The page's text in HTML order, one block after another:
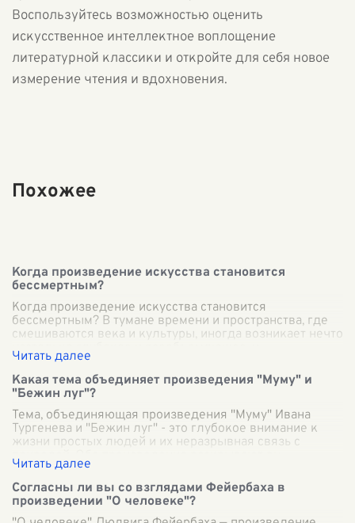
Воспользуйтесь возможностью оценить
искусственное интеллектное воплощение
литературной классики и откройте для себя новое
измерение чтения и вдохновения.
Похожее
Когда произведение искусства становится
бессмертным?
Когда произведение искусства становится
бессмертным? В тумане времени и пространства, где
смешиваются века и культуры, иногда возникает нечто
настолько глубокое и всеобъемлющее, ч
Какая тема объединяет произведения "Муму" и
"Бежин луг"?
Тема, объединяющая произведения "Муму" Ивана
Тургенева и "Бежин луг" - это глубокое внимание к
жизни простых людей и их неразрывная связь с
природой. Оба произведения раскрывают вн
Согласны ли вы со взглядами Фейербаха в
произведении "О человеке"?